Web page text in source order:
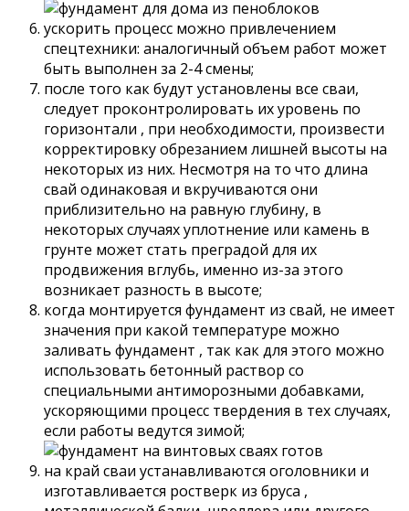
ускорить процесс можно привлечением
спецтехники: аналогичный объем работ может
быть выполнен за 2-4 смены;
после того как будут установлены все сваи,
следует проконтролировать их уровень по
горизонтали , при необходимости, произвести
корректировку обрезанием лишней высоты на
некоторых из них. Несмотря на то что длина
свай одинаковая и вкручиваются они
приблизительно на равную глубину, в
некоторых случаях уплотнение или камень в
грунте может стать преградой для их
продвижения вглубь, именно из-за этого
возникает разность в высоте;
когда монтируется фундамент из свай, не имеет
значения при какой температуре можно
заливать фундамент , так как для этого можно
использовать бетонный раствор со
специальными антиморозными добавками,
ускоряющими процесс твердения в тех случаях,
если работы ведутся зимой;
на край сваи устанавливаются оголовники и
изготавливается ростверк из бруса ,